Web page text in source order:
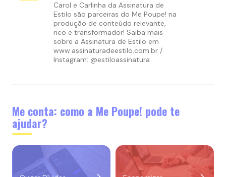
Carol e Carlinha da Assinatura de
Estilo são parceiras do Me Poupe! na
produção de conteúdo relevante,
rico e transformador! Saiba mais
sobre a Assinatura de Estilo em
www.assinaturadeestilo.com.br /
Instagram: @estiloassinatura
Me conta: como a Me Poupe! pode te
ajudar?